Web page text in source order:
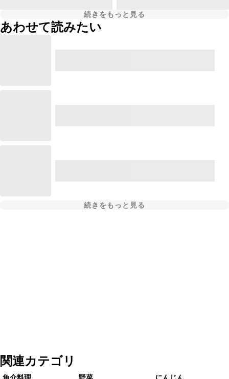
続きをもっと見る
あわせて読みたい
続きをもっと見る
関連カテゴリ